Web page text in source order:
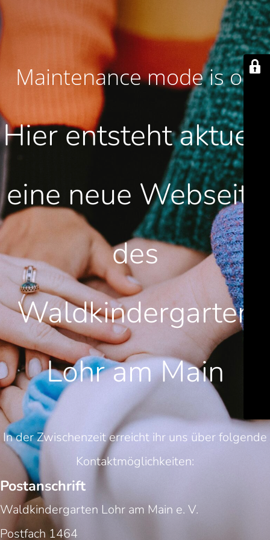
Maintenance mode is on
Hier entsteht aktuell
eine neue Webseite
des
Waldkindergarten
Lohr am Main
In der Zwischenzeit erreicht ihr uns über folgende
Kontaktmöglichkeiten:
Postanschrift
Waldkindergarten Lohr am Main e. V.
Postfach 1464